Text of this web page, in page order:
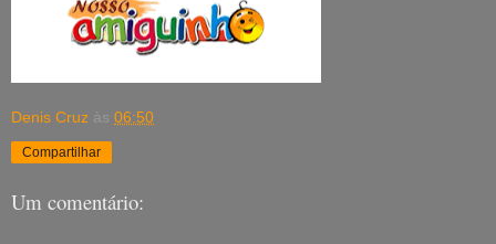
Denis Cruz às 06:50
Compartilhar
Um comentário: